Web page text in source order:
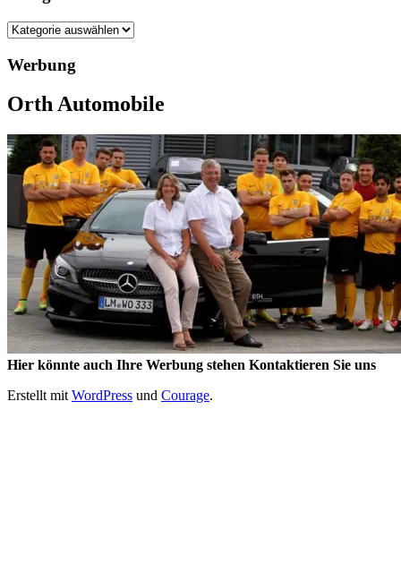
Kategorien
Werbung
Orth Automobile
Hier könnte auch Ihre Werbung stehen Kontaktieren Sie uns
Erstellt mit WordPress und Courage.